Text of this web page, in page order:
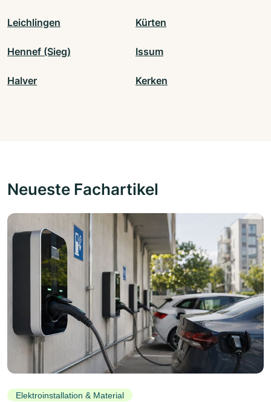
Leichlingen Kürten
Hennef (Sieg) Issum
Halver Kerken
Neueste Fachartikel
Elektroinstallation & Material